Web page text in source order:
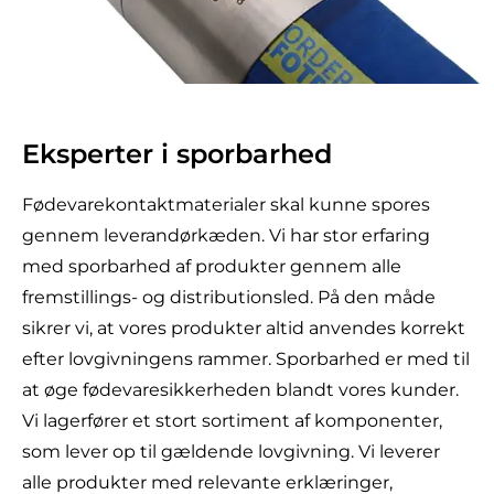
Eksperter i sporbarhed
Fødevarekontaktmaterialer skal kunne spores
gennem leverandørkæden. Vi har stor erfaring
med sporbarhed af produkter gennem alle
fremstillings- og distributionsled. På den måde
sikrer vi, at vores produkter altid anvendes korrekt
efter lovgivningens rammer. Sporbarhed er med til
at øge fødevaresikkerheden blandt vores kunder.
Vi lagerfører et stort sortiment af komponenter,
som lever op til gældende lovgivning. Vi leverer
alle produkter med relevante erklæringer,